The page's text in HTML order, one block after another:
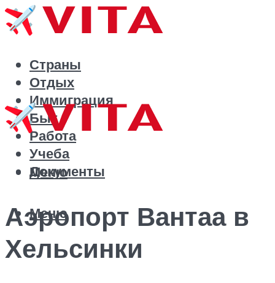
Страны
Отдых
Иммиграция
Быт
Работа
Учеба
Документы
Меню
Меню
Аэропорт Вантаа в
Хельсинки